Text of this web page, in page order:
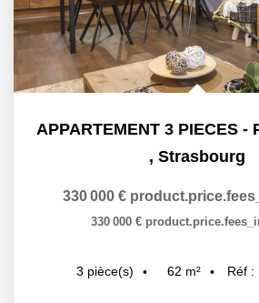
, Strasbourg
330 000 €
330 000 €
3 pièce(s) 62 m² Réf :